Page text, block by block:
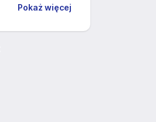
Pokaż więcej